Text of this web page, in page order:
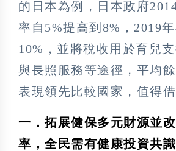
的日本為例，日本政府
率自5%提高到8%，2019
10%，並將稅收用於育兒
與長照服務等途徑，平均
表現領先比較國家，值得借
一．拓展健保多元財源並
率，全民需有健康投資共識